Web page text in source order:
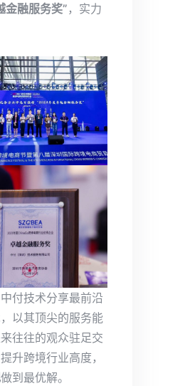
金融服务奖” ，实力
付技术分享最前沿
以其顶尖的服务能
往往的观众驻足交
升跨境行业高度，
做到最优解。